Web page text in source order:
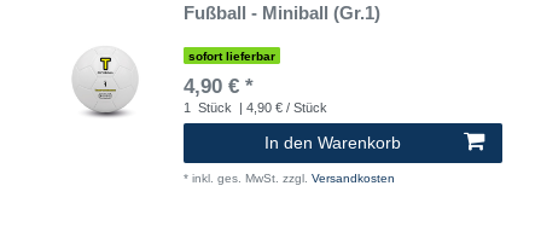
Fußball - Miniball (Gr.1)
sofort lieferbar
4,90 € *
1 Stück | 4,90 € / Stück
In den Warenkorb
* inkl. ges. MwSt. zzgl. Versandkosten